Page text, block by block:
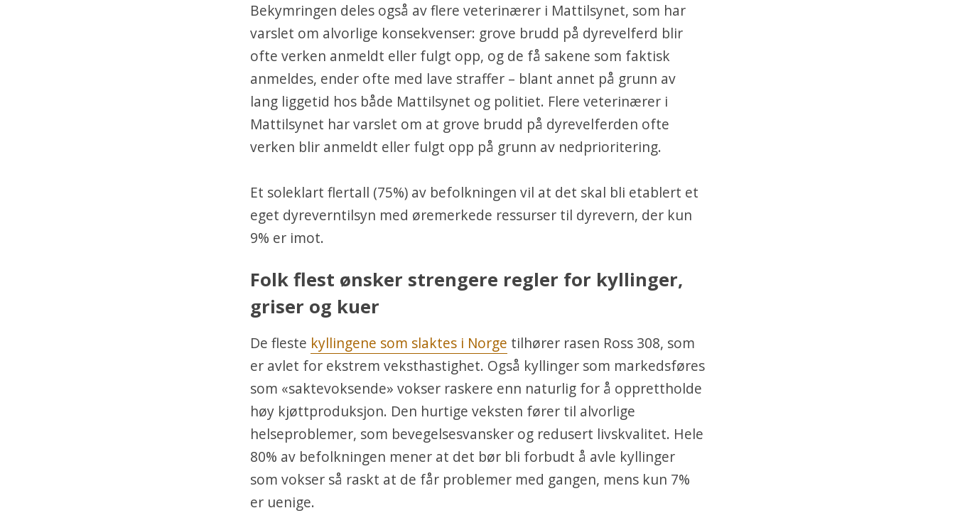
Bekymringen deles også av flere veterinærer i Mattilsynet, som har
varslet om alvorlige konsekvenser: grove brudd på dyrevelferd blir
ofte verken anmeldt eller fulgt opp, og de få sakene som faktisk
anmeldes, ender ofte med lave straffer – blant annet på grunn av
lang liggetid hos både Mattilsynet og politiet. Flere veterinærer i
Mattilsynet har varslet om at grove brudd på dyrevelferden ofte
verken blir anmeldt eller fulgt opp på grunn av nedprioritering.
Et soleklart flertall (75%) av befolkningen vil at det skal bli etablert et
eget dyreverntilsyn med øremerkede ressurser til dyrevern, der kun
9% er imot.
Folk flest ønsker strengere regler for kyllinger,
griser og kuer
De fleste kyllingene som slaktes i Norge tilhører rasen Ross 308, som
er avlet for ekstrem veksthastighet. Også kyllinger som markedsføres
som «saktevoksende» vokser raskere enn naturlig for å opprettholde
høy kjøttproduksjon. Den hurtige veksten fører til alvorlige
helseproblemer, som bevegelsesvansker og redusert livskvalitet. Hele
80% av befolkningen mener at det bør bli forbudt å avle kyllinger
som vokser så raskt at de får problemer med gangen, mens kun 7%
er uenige.